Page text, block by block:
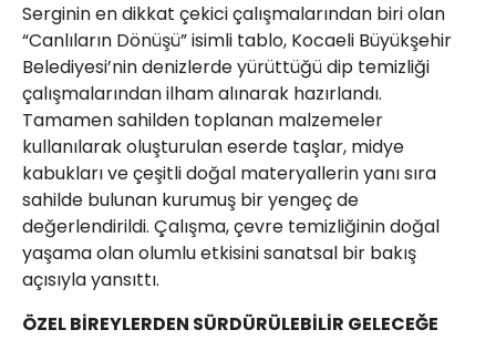
Serginin en dikkat çekici çalışmalarından biri olan
“Canlıların Dönüşü” isimli tablo, Kocaeli Büyükşehir
Belediyesi’nin denizlerde yürüttüğü dip temizliği
çalışmalarından ilham alınarak hazırlandı.
Tamamen sahilden toplanan malzemeler
kullanılarak oluşturulan eserde taşlar, midye
kabukları ve çeşitli doğal materyallerin yanı sıra
sahilde bulunan kurumuş bir yengeç de
değerlendirildi. Çalışma, çevre temizliğinin doğal
yaşama olan olumlu etkisini sanatsal bir bakış
açısıyla yansıttı.
ÖZEL BİREYLERDEN SÜRDÜRÜLEBİLİR GELECEĞE